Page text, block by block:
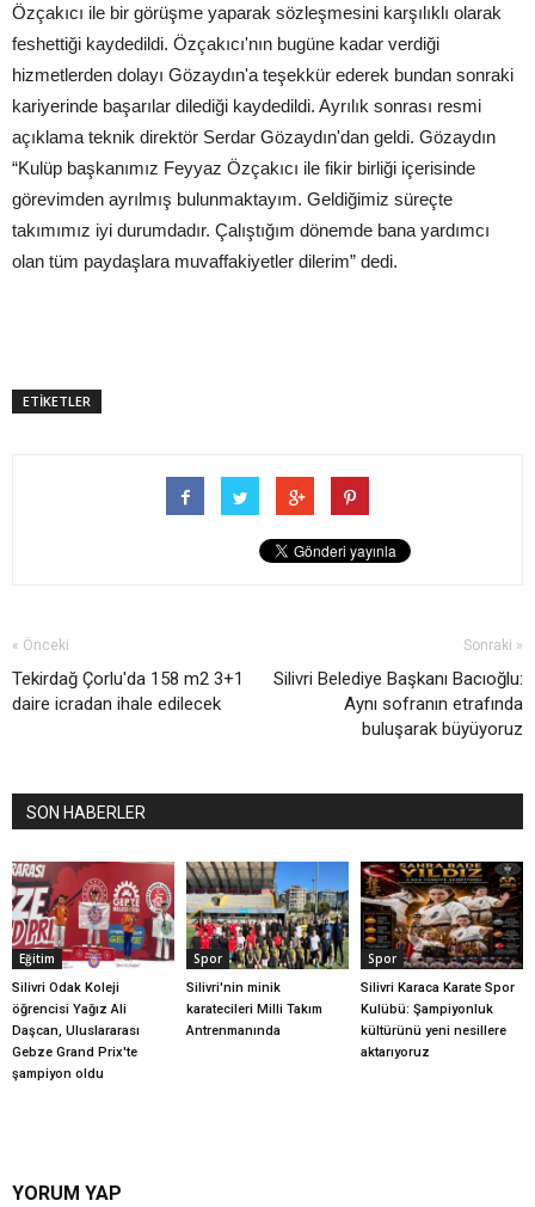
Özçakıcı ile bir görüşme yaparak sözleşmesini karşılıklı olarak
feshettiği kaydedildi. Özçakıcı'nın bugüne kadar verdiği
hizmetlerden dolayı Gözaydın'a teşekkür ederek bundan sonraki
kariyerinde başarılar dilediği kaydedildi. Ayrılık sonrası resmi
açıklama teknik direktör Serdar Gözaydın'dan geldi. Gözaydın
“Kulüp başkanımız Feyyaz Özçakıcı ile fikir birliği içerisinde
görevimden ayrılmış bulunmaktayım. Geldiğimiz süreçte
takımımız iyi durumdadır. Çalıştığım dönemde bana yardımcı
olan tüm paydaşlara muvaffakiyetler dilerim” dedi.
ETİKETLER
« Önceki
Tekirdağ Çorlu'da 158 m2 3+1
daire icradan ihale edilecek
Sonraki »
Silivri Belediye Başkanı Bacıoğlu:
Aynı sofranın etrafında
buluşarak büyüyoruz
SON HABERLER
Eğitim
Silivri Odak Koleji
öğrencisi Yağız Ali
Daşcan, Uluslararası
Gebze Grand Prix'te
şampiyon oldu
Spor
Silivri'nin minik
karatecileri Milli Takım
Antrenmanında
Spor
Silivri Karaca Karate Spor
Kulübü: Şampiyonluk
kültürünü yeni nesillere
aktarıyoruz
YORUM YAP